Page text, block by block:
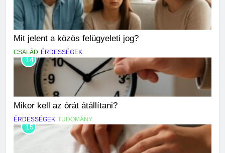
Mit jelent a közös felügyeleti jog?
CSALÁD ÉRDESSÉGEK
14
Mikor kell az órát átállítani?
ÉRDESSÉGEK TUDOMÁNY
15